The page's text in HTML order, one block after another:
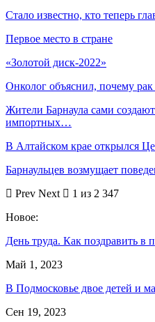
Стало известно, кто теперь
Первое место в стране
«Золотой диск-2022»
Онколог объяснил, почему
Жители Барнаула сами
импортных…
В Алтайском крае открылся
Барнаульцев возмущает
Prev Next
1 из 2 347
Новое:
День труда. Как поздравить в
Май 1, 2023
В Подмосковье двое детей и
Сен 19, 2023